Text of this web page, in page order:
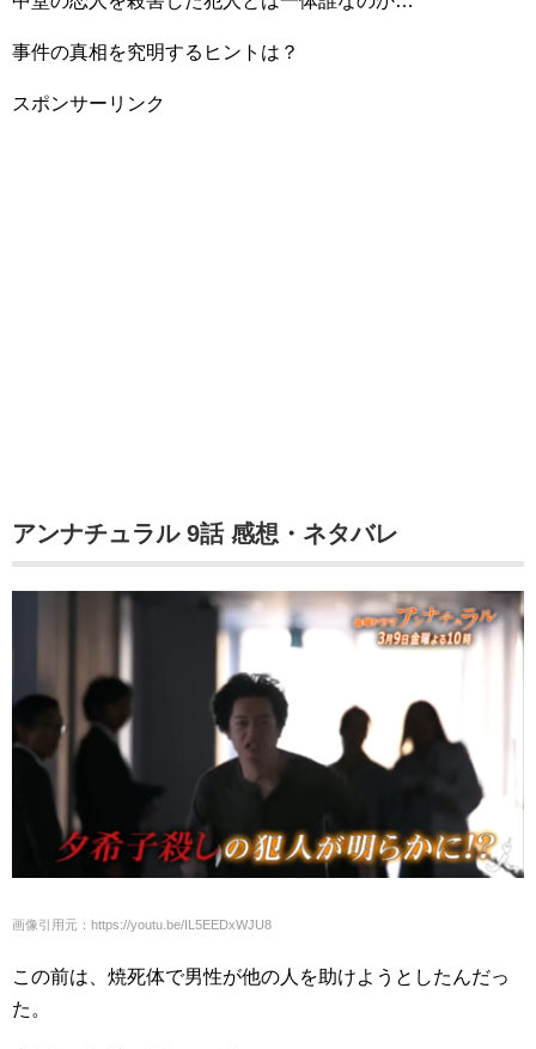
事件の真相を究明するヒントは？
スポンサーリンク
アンナチュラル 9話 感想・ネタバレ
画像引用元：https://youtu.be/IL5EEDxWJU8
この前は、焼死体で男性が他の人を助けようとしたんだっ
た。